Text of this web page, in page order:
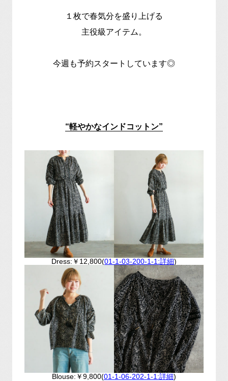
１枚で春気分を盛り上げる
主役級アイテム。
今週も予約スタートしています◎
“軽やかなインドコットン”
Dress:￥12,800(01-1-03-200-1-1:詳細)
Blouse:￥9,800(01-1-06-202-1-1:詳細)